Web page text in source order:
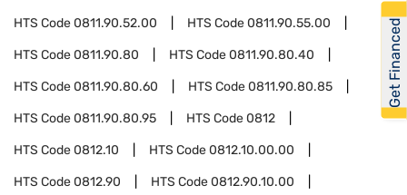
HTS Code0811.90.52.00 HTS Code0811.90.55.00
HTS Code0811.90.80 HTS Code0811.90.80.40
HTS Code0811.90.80.60 HTS Code0811.90.80.85
HTS Code0811.90.80.95 HTS Code0812
HTS Code0812.10 HTS Code0812.10.00.00
HTS Code0812.90 HTS Code0812.90.10.00
Get Financed